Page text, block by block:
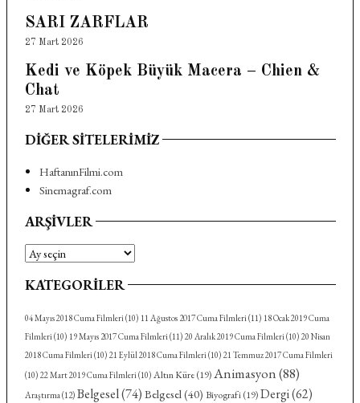
SARI ZARFLAR
27 Mart 2026
Kedi ve Köpek Büyük Macera – Chien &
Chat
27 Mart 2026
DIĞER SITELERIMIZ
HaftanınFilmi.com
Sinemagraf.com
ARŞIVLER
Arşivler
KATEGORILER
04 Mayıs 2018 Cuma Filmleri (10) 11 Ağustos 2017 Cuma Filmleri (11) 18 Ocak 2019 Cuma
Filmleri (10) 19 Mayıs 2017 Cuma Filmleri (11) 20 Aralık 2019 Cuma Filmleri (10) 20 Nisan
2018 Cuma Filmleri (10) 21 Eylül 2018 Cuma Filmleri (10) 21 Temmuz 2017 Cuma Filmleri
(10) 22 Mart 2019 Cuma Filmleri (10) Altın Küre(19) Animasyon(88)
Araştırma (12) Belgesel(74) Belgesel (40) Biyografi(19) Dergi(62)